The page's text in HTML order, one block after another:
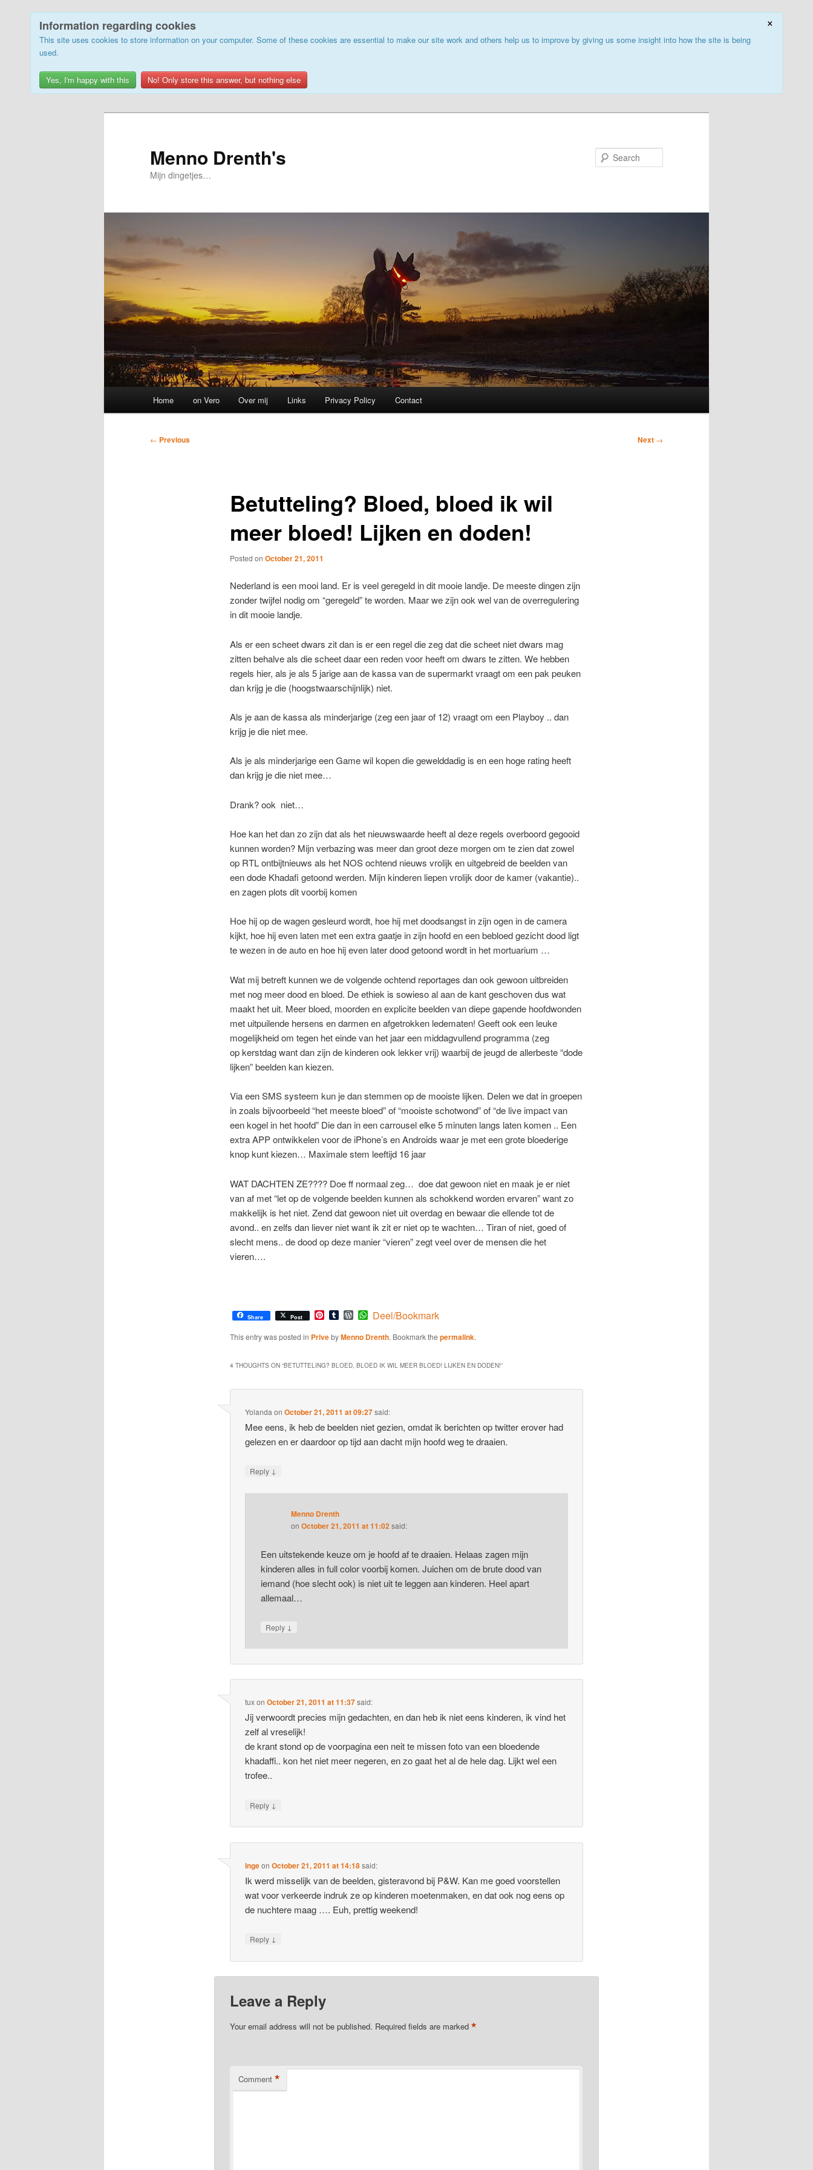
×
Information regarding cookies
This site uses cookies to store information on your computer. Some of these cookies are essential to make our site work and others help us to improve by giving us some insight into how the site is being
used.
Yes, I'm happy with this No! Only store this answer, but nothing else
Menno Drenth's
Mijn dingetjes…
Home on Vero Over mij Links Privacy Policy Contact
Post
← Previous Next →
Betutteling? Bloed, bloed ik wil
meer bloed! Lijken en doden!
Posted on October 21, 2011
Nederland is een mooi land. Er is veel geregeld in dit mooie landje. De meeste dingen zijn
zonder twijfel nodig om “geregeld” te worden. Maar we zijn ook wel van de overregulering
in dit mooie landje.
Als er een scheet dwars zit dan is er een regel die zeg dat die scheet niet dwars mag
zitten behalve als die scheet daar een reden voor heeft om dwars te zitten. We hebben
regels hier, als je als 5 jarige aan de kassa van de supermarkt vraagt om een pak peuken
dan krijg je die (hoogstwaarschijnlijk) niet.
Als je aan de kassa als minderjarige (zeg een jaar of 12) vraagt om een Playboy .. dan
krijg je die niet mee.
Als je als minderjarige een Game wil kopen die gewelddadig is en een hoge rating heeft
dan krijg je die niet mee…
Drank? ook niet…
Hoe kan het dan zo zijn dat als het nieuwswaarde heeft al deze regels overboord gegooid
kunnen worden? Mijn verbazing was meer dan groot deze morgen om te zien dat zowel
op RTL ontbijtnieuws als het NOS ochtend nieuws vrolijk en uitgebreid de beelden van
een dode Khadafi getoond werden. Mijn kinderen liepen vrolijk door de kamer (vakantie)..
en zagen plots dit voorbij komen
Hoe hij op de wagen gesleurd wordt, hoe hij met doodsangst in zijn ogen in de camera
kijkt, hoe hij even laten met een extra gaatje in zijn hoofd en een bebloed gezicht dood ligt
te wezen in de auto en hoe hij even later dood getoond wordt in het mortuarium …
Wat mij betreft kunnen we de volgende ochtend reportages dan ook gewoon uitbreiden
met nog meer dood en bloed. De ethiek is sowieso al aan de kant geschoven dus wat
maakt het uit. Meer bloed, moorden en explicite beelden van diepe gapende hoofdwonden
met uitpuilende hersens en darmen en afgetrokken ledematen! Geeft ook een leuke
mogelijkheid om tegen het einde van het jaar een middagvullend programma (zeg
op kerstdag want dan zijn de kinderen ook lekker vrij) waarbij de jeugd de allerbeste “dode
lijken” beelden kan kiezen.
Via een SMS systeem kun je dan stemmen op de mooiste lijken. Delen we dat in groepen
in zoals bijvoorbeeld “het meeste bloed” of “mooiste schotwond” of “de live impact van
een kogel in het hoofd” Die dan in een carrousel elke 5 minuten langs laten komen .. Een
extra APP ontwikkelen voor de iPhone’s en Androids waar je met een grote bloederige
knop kunt kiezen… Maximale stem leeftijd 16 jaar
WAT DACHTEN ZE???? Doe ff normaal zeg… doe dat gewoon niet en maak je er niet
van af met “let op de volgende beelden kunnen als schokkend worden ervaren” want zo
makkelijk is het niet. Zend dat gewoon niet uit overdag en bewaar die ellende tot de
avond.. en zelfs dan liever niet want ik zit er niet op te wachten… Tiran of niet, goed of
slecht mens.. de dood op deze manier “vieren” zegt veel over de mensen die het
vieren….
Share Post Pinterest
TumblrWordPress
WhatsApp
Deel/Bookmark
This entry was posted in PrivebyMenno Drenth. Bookmark the permalink.
4 THOUGHTS ON “BETUTTELING? BLOED, BLOED IK WIL MEER BLOED! LIJKEN EN DODEN!”
Yolanda onOctober 21, 2011 at 09:27said:
Mee eens, ik heb de beelden niet gezien, omdat ik berichten op twitter erover had
gelezen en er daardoor op tijd aan dacht mijn hoofd weg te draaien.
Reply ↓
Menno Drenth
on October 21, 2011 at 11:02said:
Een uitstekende keuze om je hoofd af te draaien. Helaas zagen mijn
kinderen alles in full color voorbij komen. Juichen om de brute dood van
iemand (hoe slecht ook) is niet uit te leggen aan kinderen. Heel apart
allemaal…
Reply ↓
tuxonOctober 21, 2011 at 11:37said:
Jij verwoordt precies mijn gedachten, en dan heb ik niet eens kinderen, ik vind het
zelf al vreselijk!
de krant stond op de voorpagina een neit te missen foto van een bloedende
khadaffi.. kon het niet meer negeren, en zo gaat het al de hele dag. Lijkt wel een
trofee..
Reply ↓
IngeonOctober 21, 2011 at 14:18said:
Ik werd misselijk van de beelden, gisteravond bij P&W. Kan me goed voorstellen
wat voor verkeerde indruk ze op kinderen moetenmaken, en dat ook nog eens op
de nuchtere maag …. Euh, prettig weekend!
Reply ↓
Leave a Reply
Your email address will not be published. Required fields are marked *
Comment *